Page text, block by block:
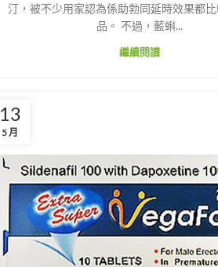
汀，被不少用家認為係助勃同延時效果都
品。 不過，藍蝌...
繼續閱讀
13
5 月